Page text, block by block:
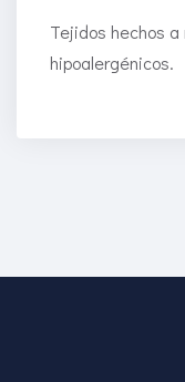
Tejidos hechos
hipoalergénicos.